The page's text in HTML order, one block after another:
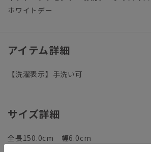
ホワイトデー
アイテム詳細
【洗濯表示】手洗い可
サイズ詳細
全長150.0cm 幅6.0cm